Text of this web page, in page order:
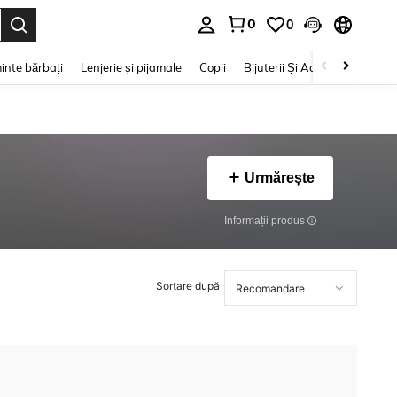
0 0
bărbați Lenjerie și pijamale Copii Bijuterii Și Accesorii
Urmărește
Informații produs
Sortare după